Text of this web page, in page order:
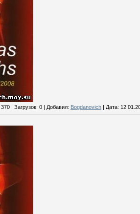
370 | Загрузок: 0 | Добавил: Bogdanovich | Дата: